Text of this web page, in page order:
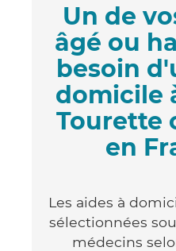
Un de
âgé ou
besoin
domicile
Tourette
en
Les aides à
sélectionnées
médecins